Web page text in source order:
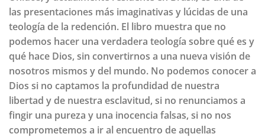
las presentaciones más imaginativas y lúcidas de una
teología de la redención. El libro muestra que no
podemos hacer una verdadera teología sobre qué es y
qué hace Dios, sin convertirnos a una nueva visión de
nosotros mismos y del mundo. No podemos conocer a
Dios si no captamos la profundidad de nuestra
libertad y de nuestra esclavitud, si no renunciamos a
fingir una pureza y una inocencia falsas, si no nos
comprometemos a ir al encuentro de aquellas